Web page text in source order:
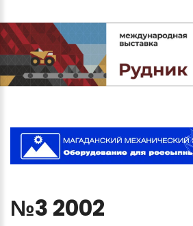
№3 2002